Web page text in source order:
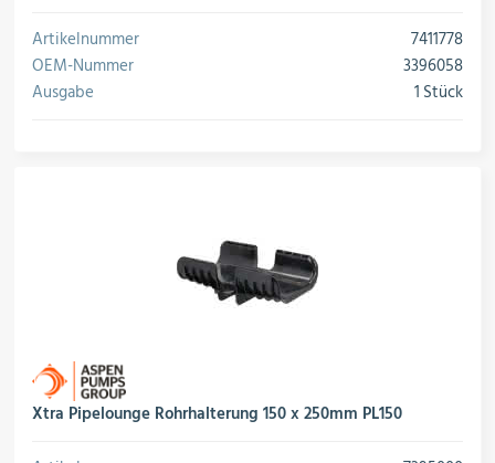
Artikelnummer
7411778
OEM-Nummer
3396058
Ausgabe
1 Stück
Xtra Pipelounge Rohrhalterung 150 x 250mm PL150